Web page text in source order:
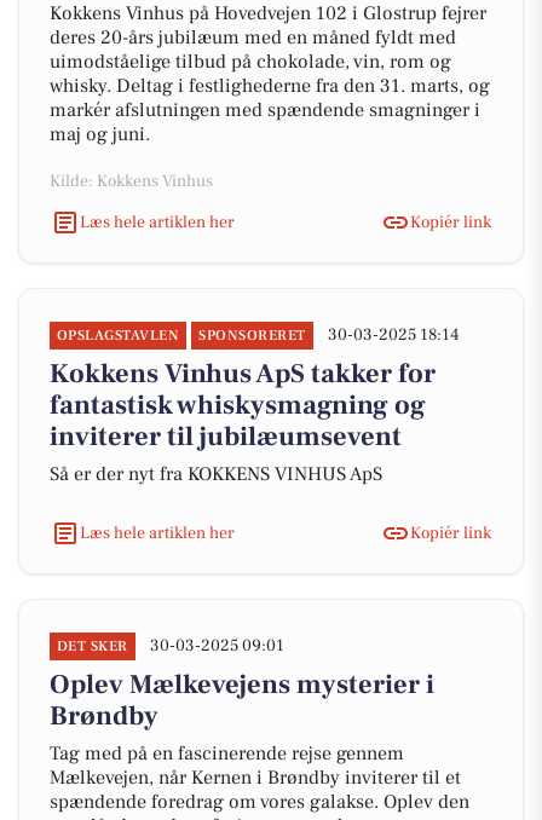
Kokkens Vinhus på Hovedvejen 102 i Glostrup fejrer
deres 20-års jubilæum med en måned fyldt med
uimodståelige tilbud på chokolade, vin, rom og
whisky. Deltag i festlighederne fra den 31. marts, og
markér afslutningen med spændende smagninger i
maj og juni.
Kilde: Kokkens Vinhus
Læs hele artiklen her
Kopiér link
OPSLAGSTAVLEN SPONSORERET 30-03-2025 18:14
Kokkens Vinhus ApS takker for
fantastisk whiskysmagning og
inviterer til jubilæumsevent
Så er der nyt fra KOKKENS VINHUS ApS
Læs hele artiklen her Kopiér link
DET SKER 30-03-2025 09:01
Oplev Mælkevejens mysterier i
Brøndby
Tag med på en fascinerende rejse gennem
Mælkevejen, når Kernen i Brøndby inviterer til et
spændende foredrag om vores galakse. Oplev den